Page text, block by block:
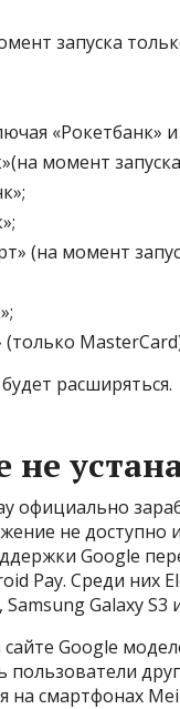
запуска
«Рокетбанк» и
момент
(на момент
(только
расширяться.
официально
не доступно
Google
Pay. Среди них
Galaxy S3
Google
пользователи
смартфонах